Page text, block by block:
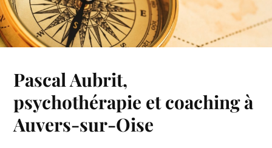
Pascal Aubrit,
psychothérapie et coaching à
Auvers-sur-Oise